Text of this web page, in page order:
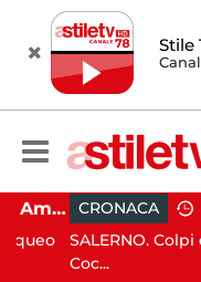
Stile
Gozzo affonda in Costiera Amalfitana: occupanti soccorsi da altri natanti CRONACA 16:43
SALERNO. Colpi di
Coc...